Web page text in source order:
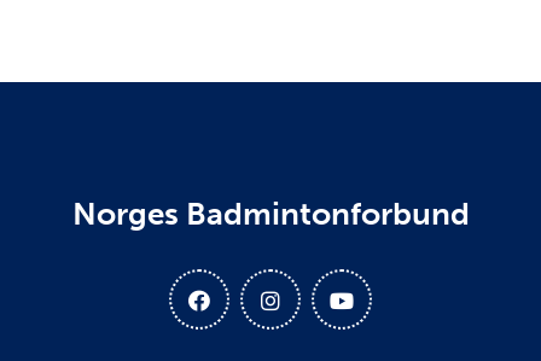
Norges Badmintonforbund